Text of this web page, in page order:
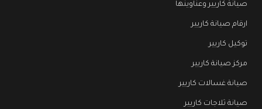
صيانة كاريير وعناوينها
ارقام صيانة كاريير
توكيل كاريير
مركز صيانة كاريير
صيانة غسالات كاريير
صيانة ثلاجات كاريير